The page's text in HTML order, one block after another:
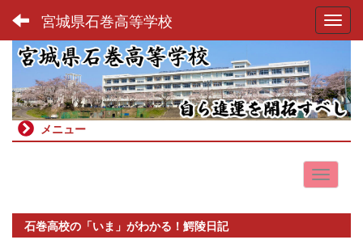
宮城県石巻高等学校
メニュー
石巻高校の「いま」がわかる！鰐陵日記